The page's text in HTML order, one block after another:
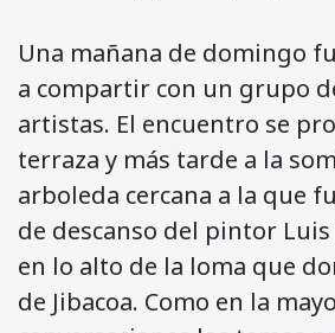
Una mañana de domingo
a compartir con un grupo
artistas. El encuentro se
terraza y más tarde a la
arboleda cercana a la que
de descanso del pintor
en lo alto de la loma que
de Jibacoa. Como en la